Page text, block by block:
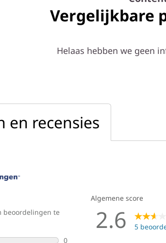
Vergelijkbare
Helaas hebben we geen
en recensies